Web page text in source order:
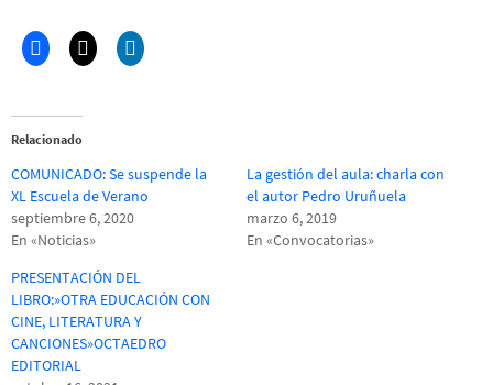
Relacionado
COMUNICADO: Se suspende la
XL Escuela de Verano
septiembre 6, 2020
En «Noticias»
La gestión del aula: charla con
el autor Pedro Uruñuela
marzo 6, 2019
En «Convocatorias»
PRESENTACIÓN DEL
LIBRO:»OTRA EDUCACIÓN CON
CINE, LITERATURA Y
CANCIONES»OCTAEDRO
EDITORIAL